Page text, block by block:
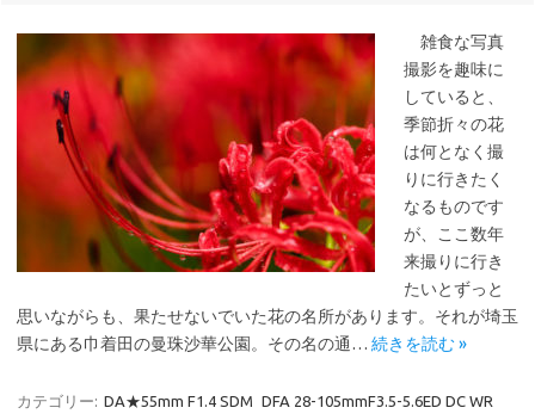
雑食な写真
撮影を趣味に
していると、
季節折々の花
は何となく撮
りに行きたく
なるものです
が、ここ数年
来撮りに行き
たいとずっと
思いながらも、果たせないでいた花の名所があります。それが埼玉
県にある巾着田の曼珠沙華公園。その名の通… 続きを読む »
カテゴリー: DA★55mm F1.4 SDM DFA 28-105mmF3.5-5.6ED DC WR